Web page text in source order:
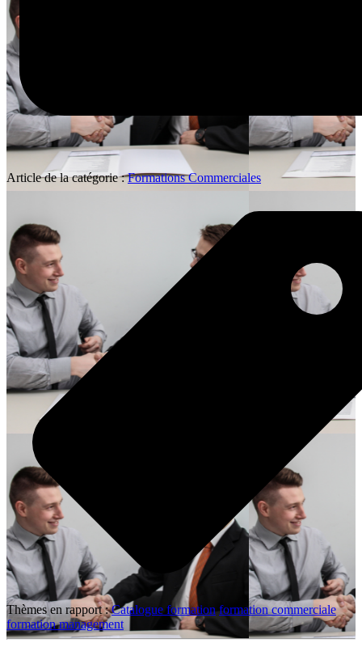
Article de la catégorie :Formations Commerciales
Thèmes en rapport :Catalogue formation formation commerciale
formation management